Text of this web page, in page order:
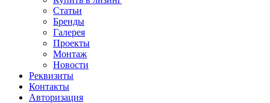
Статьи
Бренды
Галерея
Проекты
Монтаж
Новости
Реквизиты
Контакты
Авторизация